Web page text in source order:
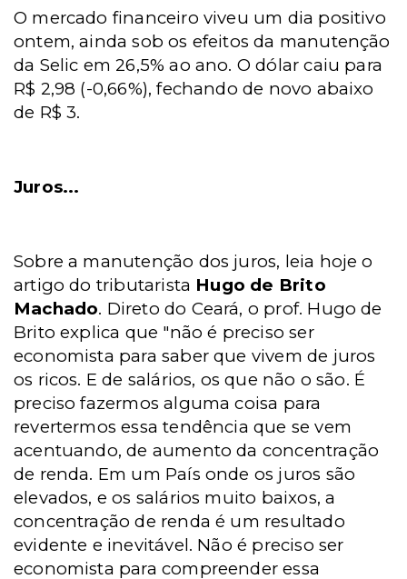
O mercado financeiro viveu um dia positivo
ontem, ainda sob os efeitos da manutenção
da Selic em 26,5% ao ano. O dólar caiu para
R$ 2,98 (-0,66%), fechando de novo abaixo
de R$ 3.
Juros...
Sobre a manutenção dos juros, leia hoje o
artigo do tributarista Hugo de Brito
Machado. Direto do Ceará, o prof. Hugo de
Brito explica que "não é preciso ser
economista para saber que vivem de juros
os ricos. E de salários, os que não o são. É
preciso fazermos alguma coisa para
revertermos essa tendência que se vem
acentuando, de aumento da concentração
de renda. Em um País onde os juros são
elevados, e os salários muito baixos, a
concentração de renda é um resultado
evidente e inevitável. Não é preciso ser
economista para compreender essa